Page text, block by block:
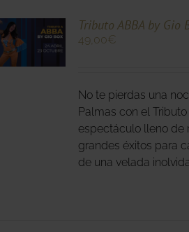
Tributo ABBA by Gio
49,00€
No te pierdas una
Palmas con el
espectáculo lleno de
grandes éxitos para
de una velada